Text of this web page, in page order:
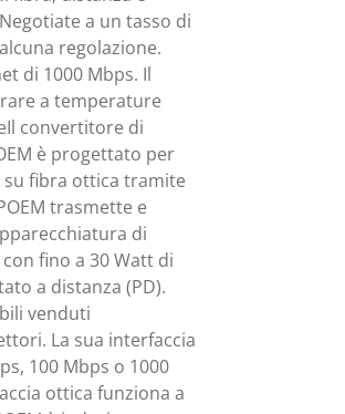
a un tasso di
regolazione.
di 1000 Mbps. Il
a temperature
convertitore di
è progettato per
su fibra ottica tramite
trasmette e
di
fino a 30 Watt di
a distanza (PD).
venduti
La sua interfaccia
100 Mbps o 1000
ottica funziona a